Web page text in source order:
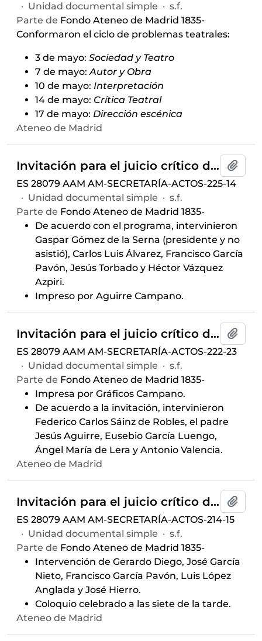
· Unidad documental simple · s.f.
Parte de Fondo Ateneo de Madrid 1835-
Conformaron el ciclo de problemas teatrales:
3 de mayo: Sociedad y Teatro
7 de mayo:Autor y Obra
10 de mayo: Interpretación
14 de mayo: Crítica Teatral
17 de mayo: Dirección escénica
Ateneo de Madrid
Invitación para el juicio crítico del libro de
ES 28079 AAM AM-SECRETARÍA-ACTOS-225-14
· Unidad documental simple · s.f.
Parte de Fondo Ateneo de Madrid 1835-
De acuerdo con el programa, intervinieron
Gaspar Gómez de la Serna (presidente y no
asistió), Carlos Luis Álvarez, Francisco García
Pavón, Jesús Torbado y Héctor Vázquez
Azpiri.
Impreso por Aguirre Campano.
Invitación para el juicio crítico del libro
ES 28079 AAM AM-SECRETARÍA-ACTOS-222-23
· Unidad documental simple · s.f.
Parte de Fondo Ateneo de Madrid 1835-
Impresa por Gráficos Campano.
De acuerdo a la invitación, intervinieron
Federico Carlos Sáinz de Robles, el padre
Jesús Aguirre, Eusebio García Luengo,
Ángel María de Lera y Antonio Valencia.
Ateneo de Madrid
Invitación para el juicio crítico del libro
ES 28079 AAM AM-SECRETARÍA-ACTOS-214-15
· Unidad documental simple · s.f.
Parte de Fondo Ateneo de Madrid 1835-
Intervención de Gerardo Diego, José García
Nieto, Francisco García Pavón, Luis López
Anglada y José Hierro.
Coloquio celebrado a las siete de la tarde.
Ateneo de Madrid